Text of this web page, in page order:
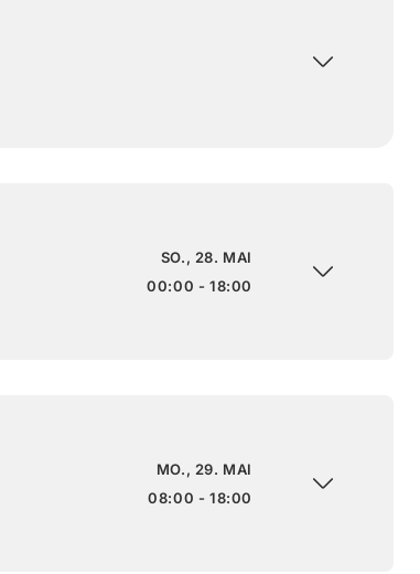
SO., 28. MAI
00:00 - 18:00
MO., 29. MAI
08:00 - 18:00